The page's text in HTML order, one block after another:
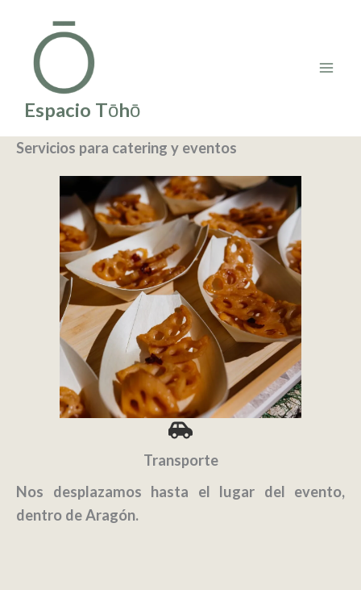
contenido
Espacio Tōhō
Servicios para catering y eventos
Transporte
Nos desplazamos hasta el lugar del evento,
dentro de Aragón.